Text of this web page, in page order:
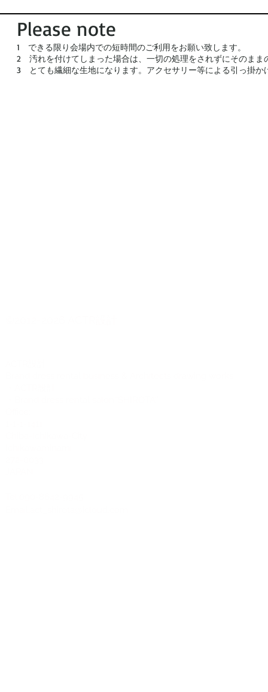
Please note
1 できる限り会場内での短時間のご利用をお願い致します。
2 汚れを付けてしまった場合は、一切の処理をされずにそのまま
3 とても繊細な生地になります。アクセサリー等による引っ掛か